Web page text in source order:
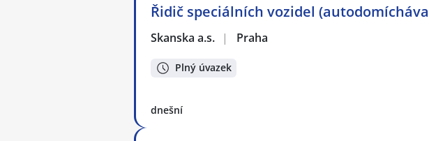
Řidič speciálních vozidel
Skanska a.s. | Praha
Plný úvazek
dnešní